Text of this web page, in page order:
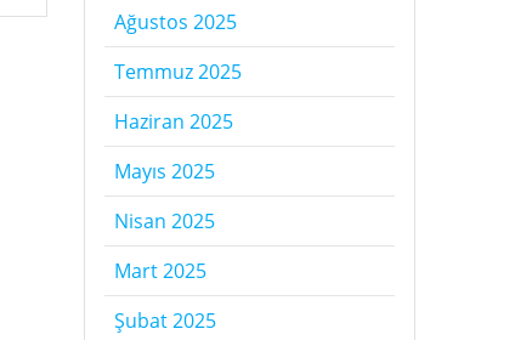
Ağustos 2025
Temmuz 2025
Haziran 2025
Mayıs 2025
Nisan 2025
Mart 2025
Şubat 2025